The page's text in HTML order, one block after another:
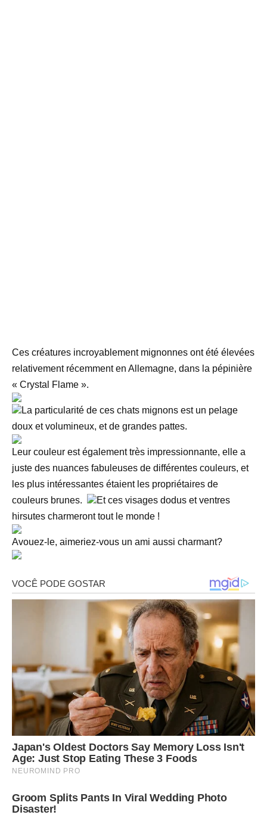
Ces créatures incroyablement mignonnes ont été élevées
relativement récemment en Allemagne, dans la pépinière
« Crystal Flame ».
La particularité de ces chats mignons est un pelage
doux et volumineux, et de grandes pattes.
Leur couleur est également très impressionnante, elle a
juste des nuances fabuleuses de différentes couleurs, et
les plus intéressantes étaient les propriétaires de
couleurs brunes.
Et ces visages dodus et ventres
hirsutes charmeront tout le monde !
Avouez-le, aimeriez-vous un ami aussi charmant?